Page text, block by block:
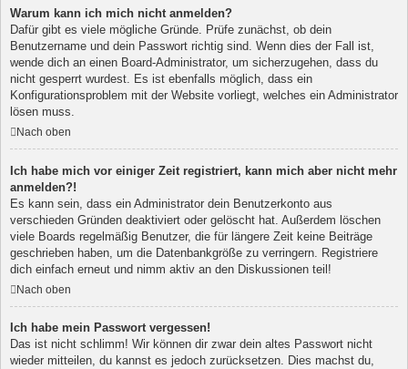
Warum kann ich mich nicht anmelden?
Dafür gibt es viele mögliche Gründe. Prüfe zunächst, ob dein
Benutzername und dein Passwort richtig sind. Wenn dies der Fall ist,
wende dich an einen Board-Administrator, um sicherzugehen, dass du
nicht gesperrt wurdest. Es ist ebenfalls möglich, dass ein
Konfigurationsproblem mit der Website vorliegt, welches ein Administrator
lösen muss.
Nach oben
Ich habe mich vor einiger Zeit registriert, kann mich aber nicht mehr
anmelden?!
Es kann sein, dass ein Administrator dein Benutzerkonto aus
verschieden Gründen deaktiviert oder gelöscht hat. Außerdem löschen
viele Boards regelmäßig Benutzer, die für längere Zeit keine Beiträge
geschrieben haben, um die Datenbankgröße zu verringern. Registriere
dich einfach erneut und nimm aktiv an den Diskussionen teil!
Nach oben
Ich habe mein Passwort vergessen!
Das ist nicht schlimm! Wir können dir zwar dein altes Passwort nicht
wieder mitteilen, du kannst es jedoch zurücksetzen. Dies machst du,